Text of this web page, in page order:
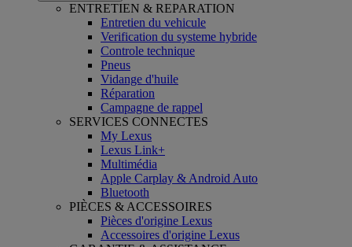
ENTRETIEN & REPARATION
Entretien du vehicule
Verification du systeme hybride
Controle technique
Pneus
Vidange d'huile
Réparation
Campagne de rappel
SERVICES CONNECTES
My Lexus
Lexus Link+
Multimédia
Apple Carplay & Android Auto
Bluetooth
PIÈCES & ACCESSOIRES
Pièces d'origine Lexus
Accessoires d'origine Lexus